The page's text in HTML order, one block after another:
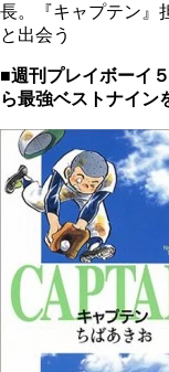
長。『キャプテン』
と出会う
■週刊プレイボーイ
ら最強ベストナイン